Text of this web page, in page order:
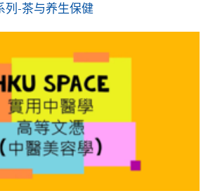
架构下获得认可 (资歴架构第4级)
报名
列-茶与养生保健